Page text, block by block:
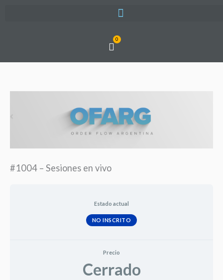
0
Cart
#1004 – Sesiones en vivo
Estado actual
NO INSCRITO
Precio
Cerrado